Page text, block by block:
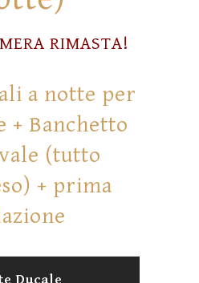
(facoltativo)
(richiesto)
(richiesto)
RIMASTA!
a notte per
+ Banchetto
(tutto
+ prima